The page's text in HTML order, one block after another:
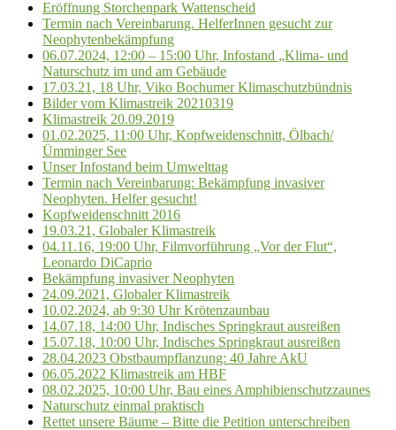
Eröffnung Storchenpark Wattenscheid
Termin nach Vereinbarung. HelferInnen gesucht zur
Neophytenbekämpfung
06.07.2024, 12:00 – 15:00 Uhr, Infostand „Klima- und
Naturschutz im und am Gebäude
17.03.21, 18 Uhr, Viko Bochumer Klimaschutzbündnis
Bilder vom Klimastreik 20210319
Klimastreik 20.09.2019
01.02.2025, 11:00 Uhr, Kopfweidenschnitt, Ölbach/
Ümminger See
Unser Infostand beim Umwelttag
Termin nach Vereinbarung: Bekämpfung invasiver
Neophyten. Helfer gesucht!
Kopfweidenschnitt 2016
19.03.21, Globaler Klimastreik
04.11.16, 19:00 Uhr, Filmvorführung „Vor der Flut“,
Leonardo DiCaprio
Bekämpfung invasiver Neophyten
24.09.2021, Globaler Klimastreik
10.02.2024, ab 9:30 Uhr Krötenzaunbau
14.07.18, 14:00 Uhr, Indisches Springkraut ausreißen
15.07.18, 10:00 Uhr, Indisches Springkraut ausreißen
28.04.2023 Obstbaumpflanzung: 40 Jahre AkU
06.05.2022 Klimastreik am HBF
08.02.2025, 10:00 Uhr, Bau eines Amphibienschutzzaunes
Naturschutz einmal praktisch
Rettet unsere Bäume – Bitte die Petition unterschreiben